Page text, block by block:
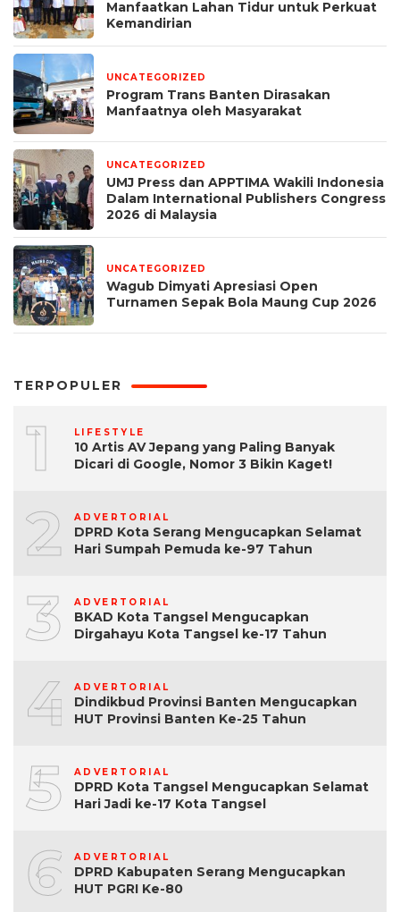
Manfaatkan Lahan Tidur untuk Perkuat
Kemandirian
UNCATEGORIZED
Program Trans Banten Dirasakan
Manfaatnya oleh Masyarakat
UNCATEGORIZED
UMJ Press dan APPTIMA Wakili Indonesia
Dalam International Publishers Congress
2026 di Malaysia
UNCATEGORIZED
Wagub Dimyati Apresiasi Open
Turnamen Sepak Bola Maung Cup 2026
TERPOPULER
1 LIFESTYLE
10 Artis AV Jepang yang Paling Banyak
Dicari di Google, Nomor 3 Bikin Kaget!
2 ADVERTORIAL
DPRD Kota Serang Mengucapkan Selamat
Hari Sumpah Pemuda ke-97 Tahun
3 ADVERTORIAL
BKAD Kota Tangsel Mengucapkan
Dirgahayu Kota Tangsel ke-17 Tahun
4 ADVERTORIAL
Dindikbud Provinsi Banten Mengucapkan
HUT Provinsi Banten Ke-25 Tahun
5 ADVERTORIAL
DPRD Kota Tangsel Mengucapkan Selamat
Hari Jadi ke-17 Kota Tangsel
6 ADVERTORIAL
DPRD Kabupaten Serang Mengucapkan
HUT PGRI Ke-80